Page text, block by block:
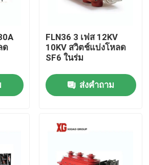
ด
FLN36 3 เฟส 12KV
10KV สวิตช์แบ่งโหลด
SF6 ในร่ม
ส่งคำถาม